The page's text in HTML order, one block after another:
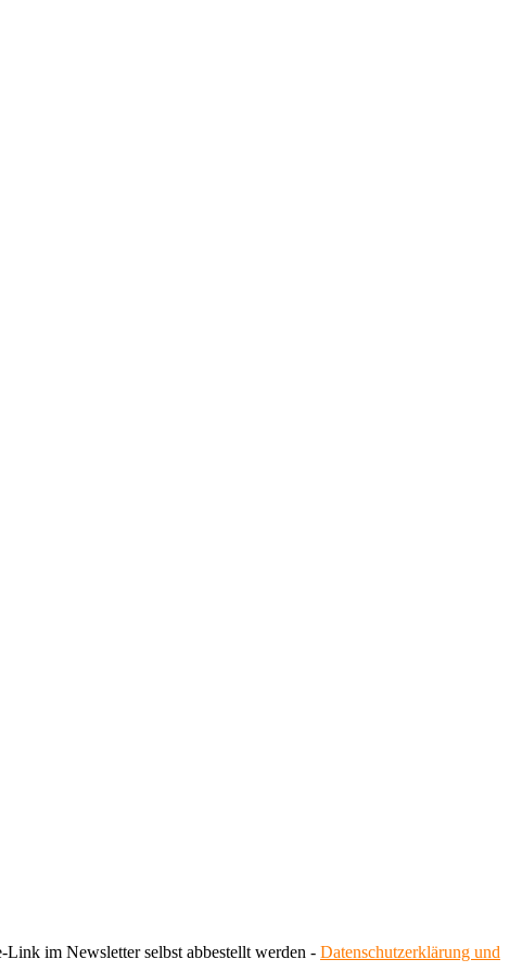
im Newsletter selbst abbestellt werden - Datenschutzerklärung und